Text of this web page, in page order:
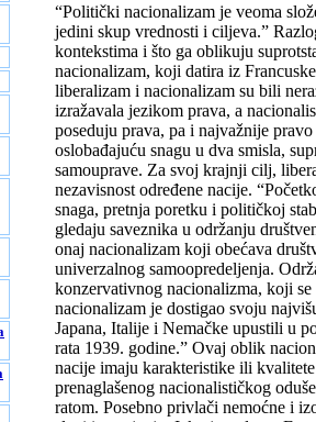
“Politički nacionalizam je veoma
jedini skup vrednosti i ciljeva.”
kontekstima i što ga oblikuju
nacionalizam, koji datira iz
liberalizam i nacionalizam su bili
izražavala jezikom prava, a
poseduju prava, pa i najvažnije
oslobađajuću snagu u dva smisla,
samouprave. Za svoj krajnji cilj,
nezavisnost određene nacije.
snaga, pretnja poretku i političkoj
gledaju saveznika u održanju
onaj nacionalizam koji obećava
univerzalnog samoopredeljenja.
konzervativnog nacionalizma, koji
nacionalizam je dostigao svoju
Japana, Italije i Nemačke upustili u
rata 1939. godine.” Ovaj oblik
nacije imaju karakteristike ili
prenaglašenog nacionalističkog
ratom. Posebno privlači nemoćne i